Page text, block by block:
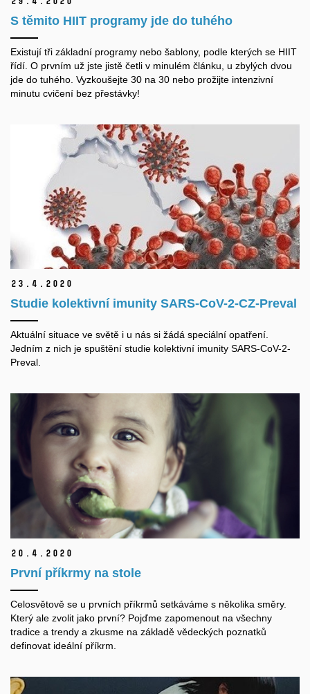
S těmito HIIT programy jde do tuhého
Existují tři základní programy nebo šablony, podle kterých se HIIT
řídí. O prvním už jste jistě četli v minulém článku, u zbylých dvou
jde do tuhého. Vyzkoušejte 30 na 30 nebo prožijte intenzivní
minutu cvičení bez přestávky!
23. 4. 2020
Studie kolektivní imunity SARS-CoV-2-CZ-Preval
Aktuální situace ve světě i u nás si žádá speciální opatření.
Jedním z nich je spuštění studie kolektivní imunity SARS-CoV-2-
Preval.
20. 4. 2020
První příkrmy na stole
Celosvětově se u prvních příkrmů setkáváme s několika směry.
Který ale zvolit jako první? Pojďme zapomenout na všechny
tradice a trendy a zkusme na základě vědeckých poznatků
definovat ideální příkrm.